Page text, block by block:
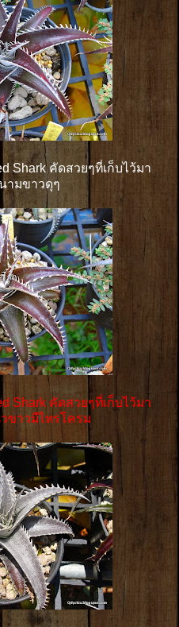
Shark คัดสวยๆที่เก็บไว้มา
ามขาวดุๆ
Shark คัดสวยๆที่เก็บไว้มา
ขาวมีไทรโครม